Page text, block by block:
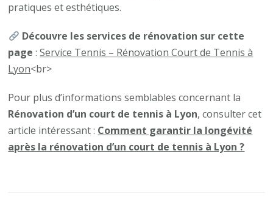
pratiques et esthétiques.
Découvre les services de rénovation sur cette
page :Service Tennis – Rénovation Court de Tennis à
Lyon<br>
Pour plus d’informations semblables concernant la
Rénovation d’un court de tennis à Lyon, consulter cet
article intéressant : Comment garantir la longévité
après la rénovation d’un court de tennis à Lyon ?